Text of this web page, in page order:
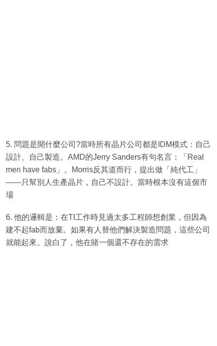
5. 問題是開什麼公司?當時所有晶片公司都是IDM模式：自己
設計、自己製造。AMD的Jerry Sanders有句名言：「Real
men have fabs」。Morris反其道而行，提出做「純代工」
——只幫別人生產晶片，自己不設計。當時根本沒有這個市
場
6. 他的邏輯是：在TI工作時見過太多工程師想創業，但因為
建不起fab而放棄。如果有人替他們解決製造問題，這些公司
就能起來。說白了，他在賭一個還不存在的需求